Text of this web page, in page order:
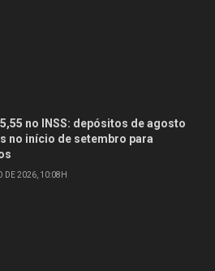
no INSS: depósitos de agosto
no início de setembro para
DE 2026, 10:08H